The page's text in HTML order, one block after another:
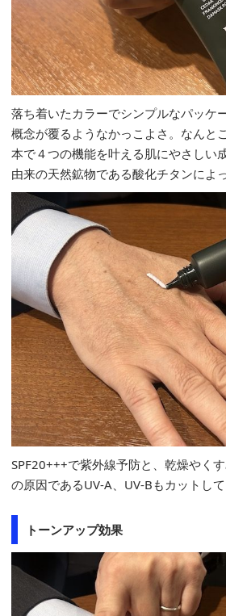
落ち着いたカラーでシンプルなパッケ
概念が覆るようなかっこよさ。なんと
本で４つの機能を叶える肌にやさしい
由来の天然鉱物である酸化チタンによ
SPF20+++で紫外線予防と、乾燥やく
の原因であるUV-A、UV-Bもカットして
トーンアップ効果